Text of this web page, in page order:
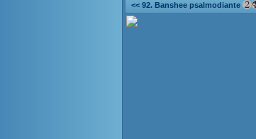
<< 92. Banshee psalmodiante